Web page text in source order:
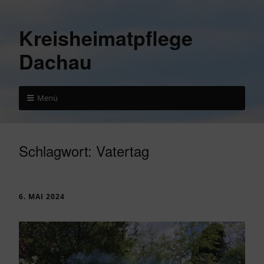
Kreisheimatpflege
Dachau
Menü
Schlagwort: Vatertag
6. MAI 2024